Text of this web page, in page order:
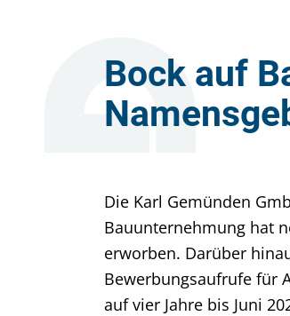
Bock auf
Die Karl Gemünden
Bauunternehmung hat
erworben. Darüber
Bewerbungsaufrufe für
auf vier Jahre bis Juni